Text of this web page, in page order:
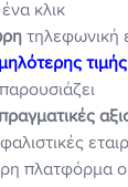
κλικ
τηλεφωνική
τιμής
πλατφόρμα